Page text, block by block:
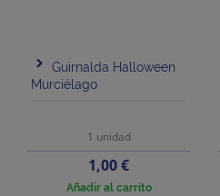
Guirnalda Halloween
Murciélago
1 unidad
Precio
1,00 €
Añadir al carrito